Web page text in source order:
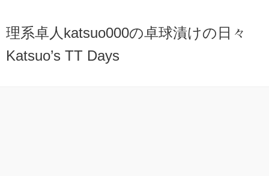
理系卓人katsuo000の卓球漬けの日々
Katsuo’s TT Days